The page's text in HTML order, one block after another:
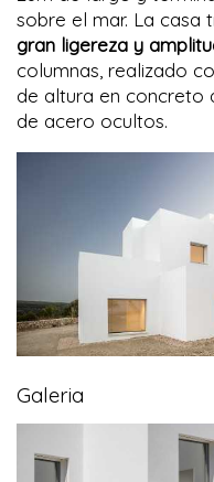
sobre el mar. La casa
gran ligereza y
columnas, realizado
de altura en concreto
de acero ocultos.
Galeria